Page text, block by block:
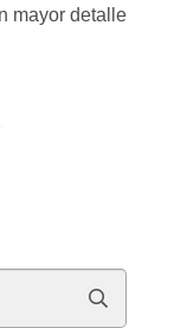
mayor detalle